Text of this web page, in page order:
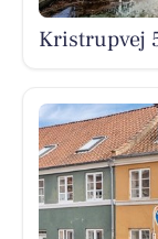
Kristrupvej